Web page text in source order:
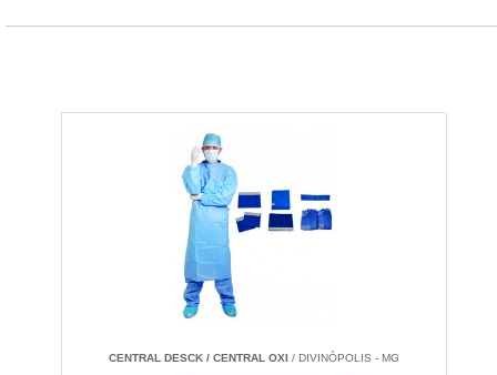
CENTRAL DESCK / CENTRAL OXI / DIVINÓPOLIS - MG